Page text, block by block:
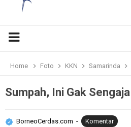
Home Foto KKN Samarinda
Sumpah, Ini Gak Sengaja
BorneoCerdas.com Komentar